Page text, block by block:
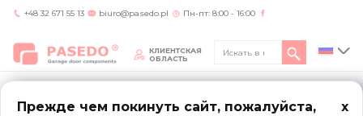
+48 32 671 55 13 biuro@pasedo.pl Пн-пт: 8:00 - 16:00
КЛИЕНТСКАЯ
ОБЛАСТЬ
Прежде чем покинуть сайт, пожалуйста,
x